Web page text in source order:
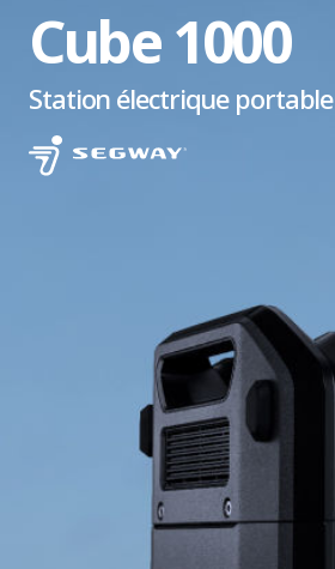
Cube 1000
Station électrique portable